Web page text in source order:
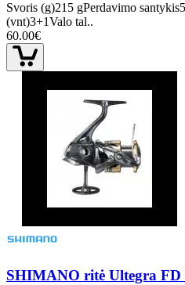
Svoris (g)215 gPerdavimo
(vnt)3+1Valo tal..
60.00€
SHIMANO ritė Ultegra FD